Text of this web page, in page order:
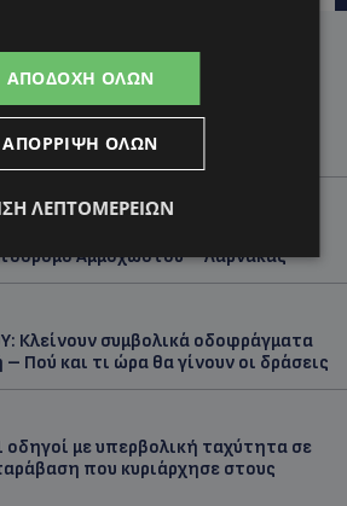
καταγράφηκε σε βίντεο
Αμμοχώστου – Λάρνακας
Κλείνουν συμβολικά οδοφράγματα
Πού και τι ώρα θα γίνουν οι δράσεις
οδηγοί με υπερβολική ταχύτητα σε
που κυριάρχησε στους
ΑΠΟΔΟΧΉ ΌΛΩΝ
ΑΠΌΡΡΙΨΗ ΌΛΩΝ
ΛΕΠΤΟΜΕΡΕΙΏΝ